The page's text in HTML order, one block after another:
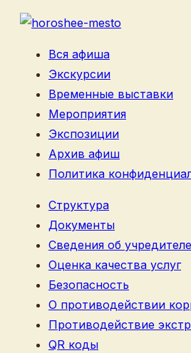
Вся афиша
Экскурсии
Временные выставки
Мероприятия
Экспозиции
Архив афиш
Политика
Структура
Документы
Сведения об учредителе
Оценка качества услуг
Безопасность
О противодействии
Противодействие
QR коды